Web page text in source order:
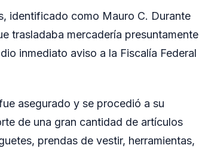
identificado como Mauro C. Durante
trasladaba mercadería presuntamente
inmediato aviso a la Fiscalía Federal
asegurado y se procedió a su
de una gran cantidad de artículos
prendas de vestir, herramientas,